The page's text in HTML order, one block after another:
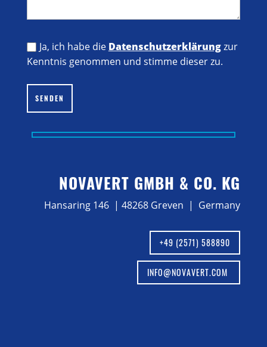
Ja, ich habe die Datenschutzerklärungzur
Kenntnis genommen und stimme dieser zu.
Bitte lasse dieses Feld leer.
SENDEN
NOVAVERT GMBH & CO. KG
Hansaring 146 | 48268 Greven | Germany
+49 (2571) 588890
INFO@NOVAVERT.COM